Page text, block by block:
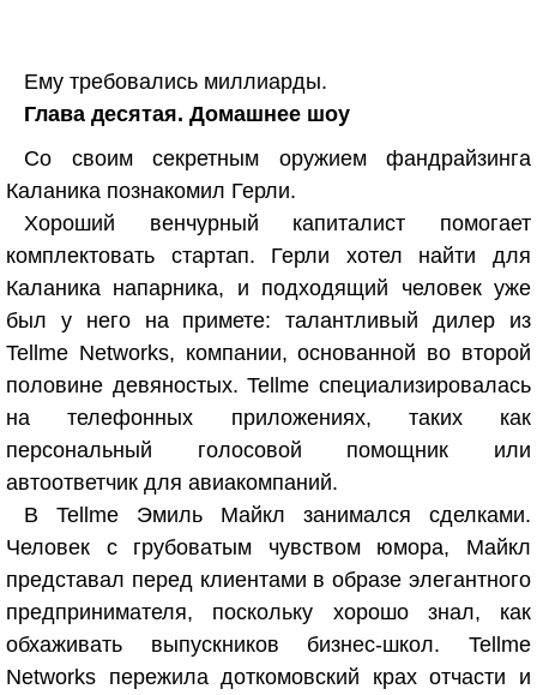
Ему требовались миллиарды.
Глава десятая. Домашнее шоу
Со своим секретным оружием фандрайзинга
Каланика познакомил Герли.
Хороший венчурный капиталист помогает
комплектовать стартап. Герли хотел найти для
Каланика напарника, и подходящий человек уже
был у него на примете: талантливый дилер из
Tellme Networks, компании, основанной во второй
половине девяностых. Tellme специализировалась
на телефонных приложениях, таких как
персональный голосовой помощник или
автоответчик для авиакомпаний.
В Tellme Эмиль Майкл занимался сделками.
Человек с грубоватым чувством юмора, Майкл
представал перед клиентами в образе элегантного
предпринимателя, поскольку хорошо знал, как
обхаживать выпускников бизнес-школ. Tellme
Networks пережила доткомовский крах отчасти и